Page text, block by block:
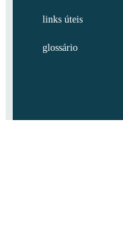
links úteis
glossário